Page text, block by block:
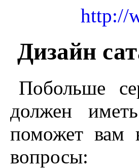
http://
Дизайн
Побольше
должен
поможет вам
вопросы: